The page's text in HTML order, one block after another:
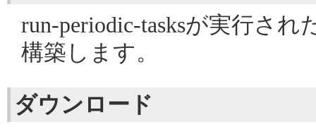
run-periodic-tasksが実行さ
構築します。
ダウンロード